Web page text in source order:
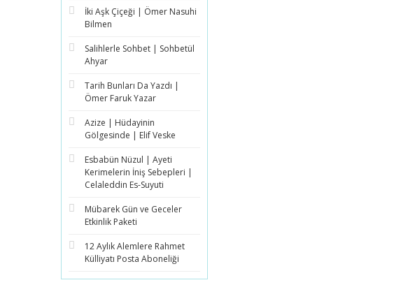
İki Aşk Çiçeği | Ömer Nasuhi
Bilmen
Salihlerle Sohbet | Sohbetül
Ahyar
Tarih Bunları Da Yazdı |
Ömer Faruk Yazar
Azize | Hüdayinin
Gölgesinde | Elif Veske
Esbabün Nüzul | Ayeti
Kerimelerin İniş Sebepleri |
Celaleddin Es-Suyuti
Mübarek Gün ve Geceler
Etkinlik Paketi
12 Aylık Alemlere Rahmet
Külliyatı Posta Aboneliği